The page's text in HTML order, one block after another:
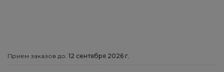
Прием заказов до: 12 сентября 2026 г.